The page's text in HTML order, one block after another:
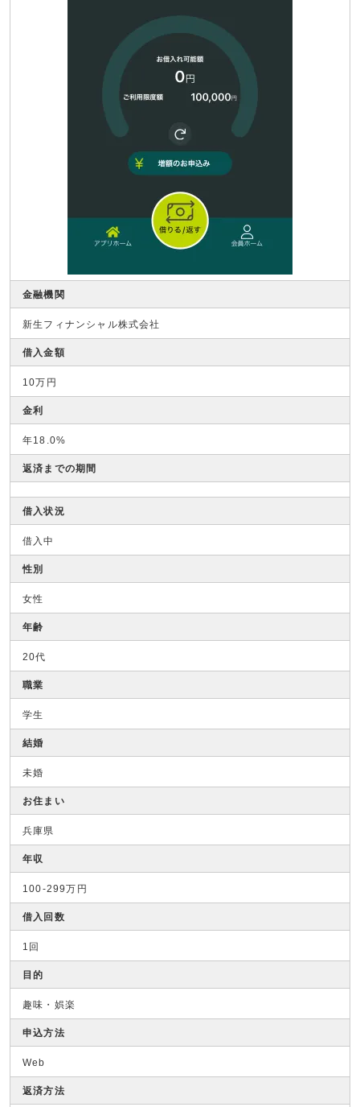
金融機関
新生フィナンシャル株式会社
借入金額
10万円
金利
年18.0%
返済までの期間
借入状況
借入中
性別
女性
年齢
20代
職業
学生
結婚
未婚
お住まい
兵庫県
年収
100-299万円
借入回数
1回
目的
趣味・娯楽
申込方法
Web
返済方法